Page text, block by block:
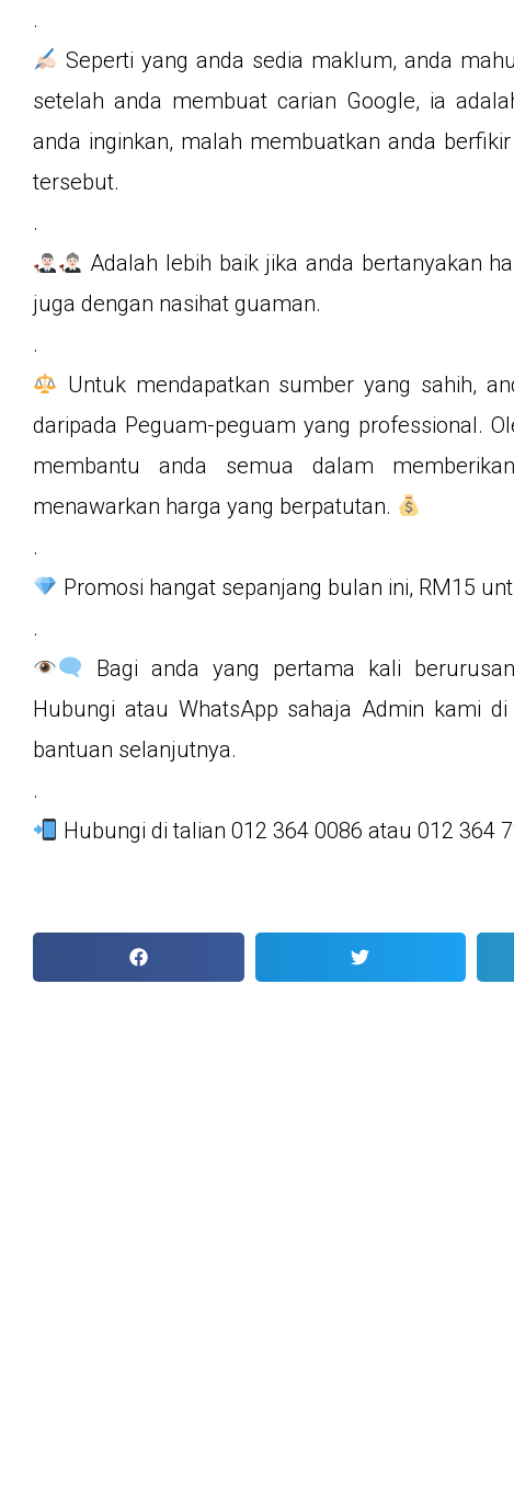
.
Seperti yang anda sedia maklum, anda
setelah anda membuat carian Google, ia
anda inginkan, malah membuatkan anda
tersebut.
.
Adalah lebih baik jika anda bertanyakan
juga dengan nasihat guaman.
.
Untuk mendapatkan sumber yang sahih,
daripada Peguam-peguam yang professional.
membantu anda semua dalam
menawarkan harga yang berpatutan.
.
Promosi hangat sepanjang bulan ini, RM15
.
Bagi anda yang pertama kali
Hubungi atau WhatsApp sahaja Admin kami
bantuan selanjutnya.
.
Hubungi di talian 012 364 0086 atau 012 364